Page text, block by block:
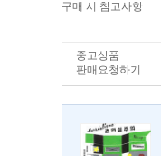
구매 시 참고사항
중고상품
판매요청하기